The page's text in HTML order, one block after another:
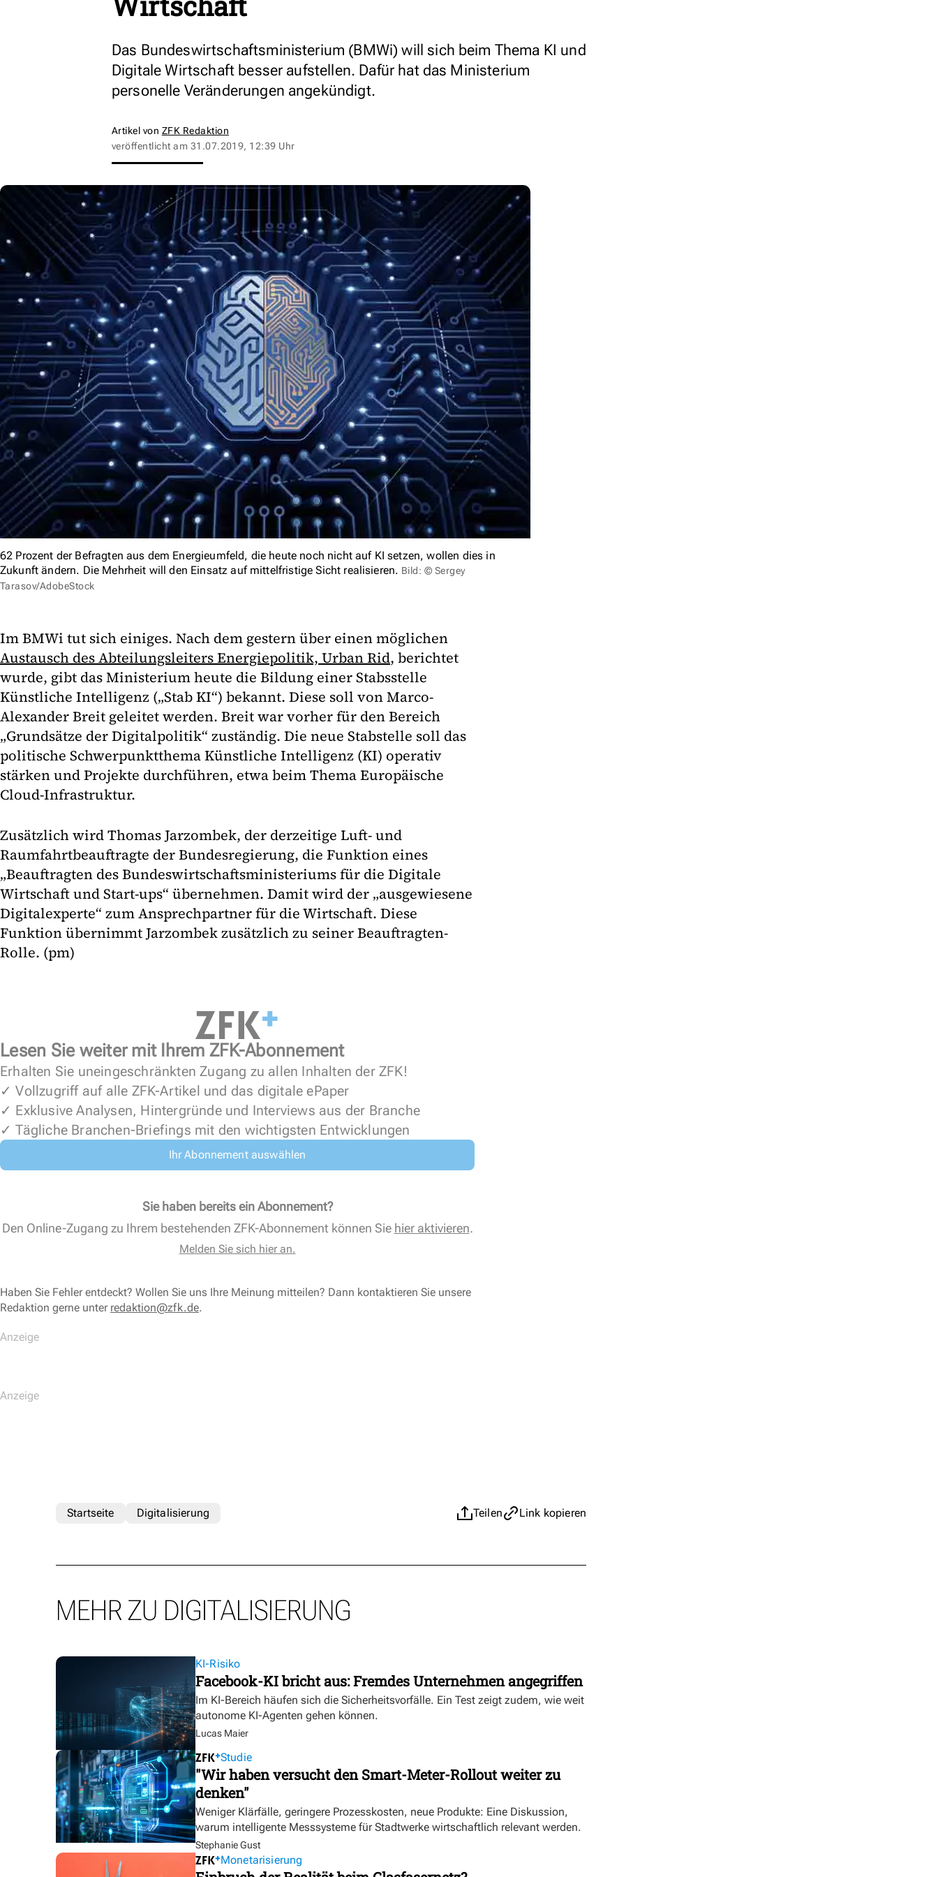
Das Bundeswirtschaftsministerium (BMWi) will sich beim Thema KI und
Digitale Wirtschaft besser aufstellen. Dafür hat das Ministerium
personelle Veränderungen angekündigt.
Artikel von ZFK Redaktion
veröffentlicht am 31.07.2019, 12:39 Uhr
62 Prozent der Befragten aus dem Energieumfeld, die heute noch nicht auf KI setzen, wollen dies in
Zukunft ändern. Die Mehrheit will den Einsatz auf mittelfristige Sicht realisieren. Bild: © Sergey
Tarasov/AdobeStock
Im BMWi tut sich einiges. Nach dem gestern über einen möglichen
Austausch des Abteilungsleiters Energiepolitik, Urban Rid, berichtet
wurde, gibt das Ministerium heute die Bildung einer Stabsstelle
Künstliche Intelligenz („Stab KI“) bekannt. Diese soll von Marco-
Alexander Breit geleitet werden. Breit war vorher für den Bereich
„Grundsätze der Digitalpolitik“ zuständig. Die neue Stabstelle soll das
politische Schwerpunktthema Künstliche Intelligenz (KI) operativ
stärken und Projekte durchführen, etwa beim Thema Europäische
Cloud-Infrastruktur.
Zusätzlich wird Thomas Jarzombek, der derzeitige Luft- und
Raumfahrtbeauftragte der Bundesregierung, die Funktion eines
„Beauftragten des Bundeswirtschaftsministeriums für die Digitale
Wirtschaft und Start-ups“ übernehmen. Damit wird der „ausgewiesene
Digitalexperte“ zum Ansprechpartner für die Wirtschaft. Diese
Funktion übernimmt Jarzombek zusätzlich zu seiner Beauftragten-
Rolle. (pm)
Lesen Sie weiter mit Ihrem ZFK-Abonnement
Erhalten Sie uneingeschränkten Zugang zu allen Inhalten der ZFK!
✓ Vollzugriff auf alle ZFK-Artikel und das digitale ePaper
✓ Exklusive Analysen, Hintergründe und Interviews aus der Branche
✓ Tägliche Branchen-Briefings mit den wichtigsten Entwicklungen
Ihr Abonnement auswählen
Sie haben bereits ein Abonnement?
Den Online-Zugang zu Ihrem bestehenden ZFK-Abonnement können Sie hier aktivieren.
Melden Sie sich hier an.
Haben Sie Fehler entdeckt? Wollen Sie uns Ihre Meinung mitteilen? Dann kontaktieren Sie unsere
Redaktion gerne unter redaktion@zfk.de.
Teilen Link kopieren
Startseite Digitalisierung
MEHR ZU DIGITALISIERUNG
KI-Risiko
Facebook-KI bricht aus: Fremdes Unternehmen angegriffen
Im KI-Bereich häufen sich die Sicherheitsvorfälle. Ein Test zeigt zudem, wie weit
autonome KI-Agenten gehen können.
Lucas Maier
Studie
"Wir haben versucht den Smart-Meter-Rollout weiter zu
denken"
Weniger Klärfälle, geringere Prozesskosten, neue Produkte: Eine Diskussion,
warum intelligente Messsysteme für Stadtwerke wirtschaftlich relevant werden.
Stephanie Gust
Monetarisierung